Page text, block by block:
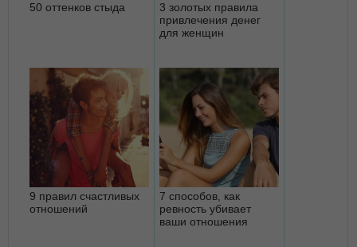
50 оттенков стыда
3 золотых правила
привлечения денег
для женщин
9 правил счастливых
отношений
7 способов, как
ревность убивает
ваши отношения